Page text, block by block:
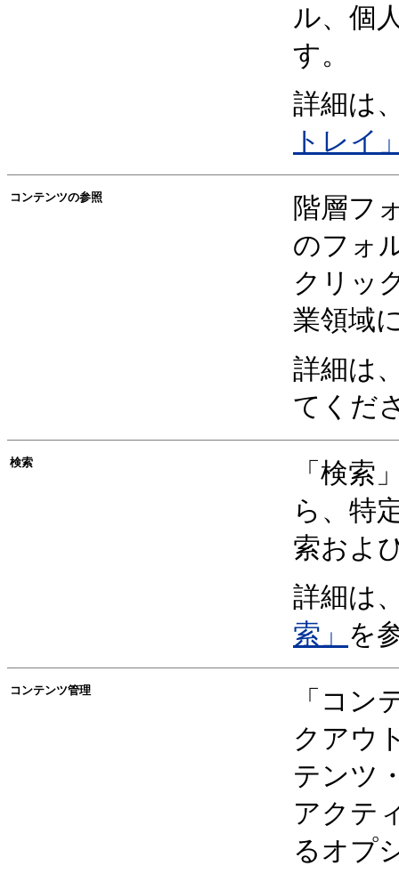
ル、個
す。
詳細は
トレイ
コンテンツの参照
階層フ
のフォ
クリッ
業領域
詳細は
てくだ
検索
「検索
ら、特
索およ
詳細は
索」 を
コンテンツ管理
「コン
クアウ
テンツ
アクテ
るオプ